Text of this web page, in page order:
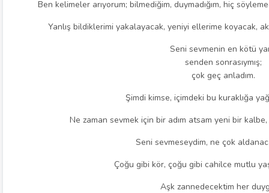
Ben kelimeler arıyorum; bilmediğim, duymadığım, hiç
Yanlış bildiklerimi yakalayacak, yeniyi ellerime koyacak,
Seni sevmenin en kötü
senden sonrasıymış;
çok geç anladım.
Şimdi kimse, içimdeki bu kuraklığa
Ne zaman sevmek için bir adım atsam yeni bir
Seni sevmeseydim, ne çok
Çoğu gibi kör, çoğu gibi cahilce mutlu
Aşk zannedecektim her